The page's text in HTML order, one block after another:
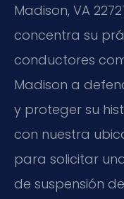
Madison, VA
concentra su
conductores
Madison a
y proteger su
con nuestra
para solicitar
de suspensión de